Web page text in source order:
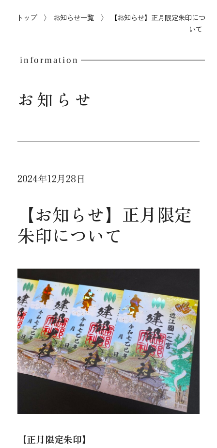
トップ お知らせ一覧
【お知らせ】正月限定朱印につ
いて
information
お知らせ
2024年12月28日
【お知らせ】正月限定
朱印について
【正月限定朱印】